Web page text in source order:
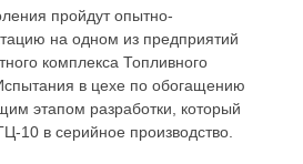
пройдут опытно-
на одном из предприятий
комплекса Топливного
в цехе по обогащению
этапом разработки, который
10 в серийное производство.